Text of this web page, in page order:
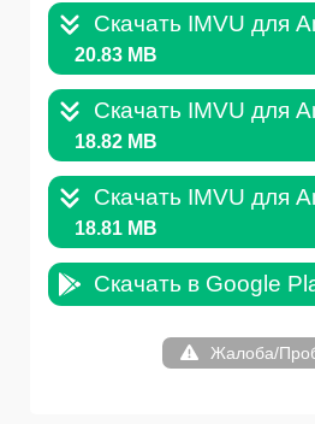
Скачать IMVU для
20.83 MB
Скачать IMVU для
18.82 MB
Скачать IMVU для
18.81 MB
Скачать в Google
Жалоба/